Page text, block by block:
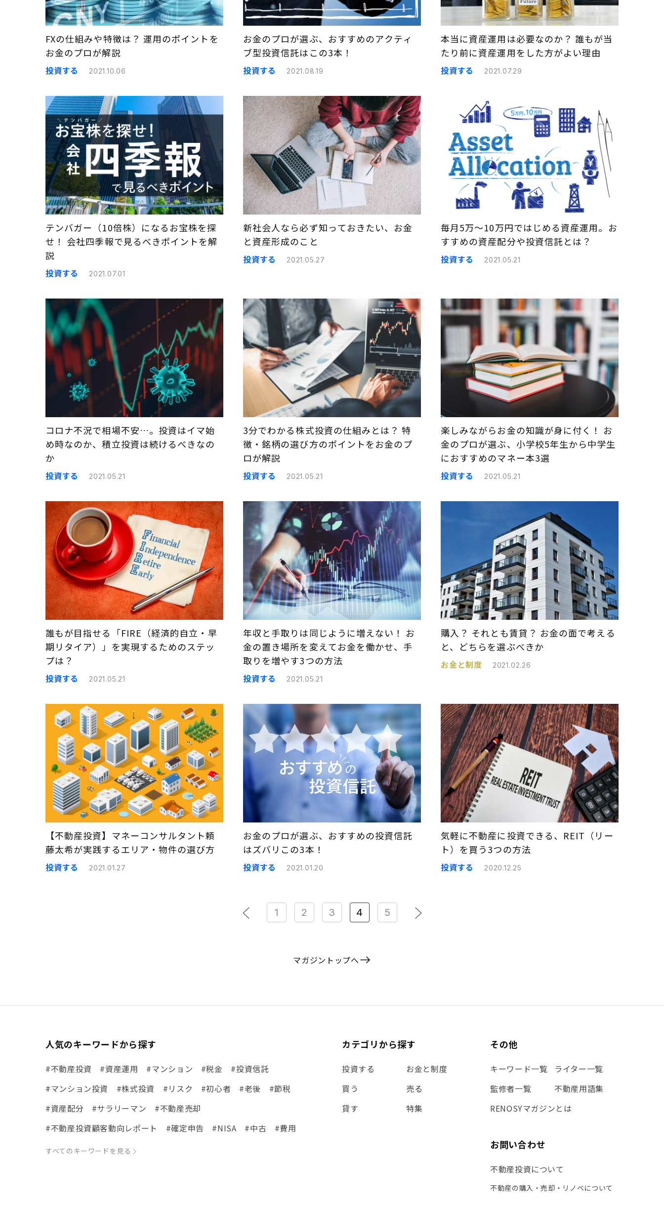
FXの仕組みや特徴は？ 運用のポイントを
お金のプロが解説
投資する 2021.10.06
お金のプロが選ぶ、おすすめのアクティ
ブ型投資信託はこの3本！
投資する 2021.08.19
本当に資産運用は必要なのか？ 誰もが当
たり前に資産運用をした方がよい理由
投資する 2021.07.29
テンバガー（10倍株）になるお宝株を探
せ！ 会社四季報で見るべきポイントを解
説
投資する 2021.07.01
新社会人なら必ず知っておきたい、お金
と資産形成のこと
投資する 2021.05.27
毎月5万〜10万円ではじめる資産運用。お
すすめの資産配分や投資信託とは？
投資する 2021.05.21
コロナ不況で相場不安…。投資はイマ始
め時なのか、積立投資は続けるべきなの
か
投資する 2021.05.21
3分でわかる株式投資の仕組みとは？ 特
徴・銘柄の選び方のポイントをお金のプ
ロが解説
投資する 2021.05.21
楽しみながらお金の知識が身に付く！ お
金のプロが選ぶ、小学校5年生から中学生
におすすめのマネー本3選
投資する 2021.05.21
誰もが目指せる「FIRE（経済的自立・早
期リタイア）」を実現するためのステッ
プは？
投資する 2021.05.21
年収と手取りは同じように増えない！ お
金の置き場所を変えてお金を働かせ、手
取りを増やす3つの方法
投資する 2021.05.21
購入？ それとも賃貸？ お金の面で考える
と、どちらを選ぶべきか
お金と制度 2021.02.26
【不動産投資】マネーコンサルタント頼
藤太希が実践するエリア・物件の選び方
投資する 2021.01.27
お金のプロが選ぶ、おすすめの投資信託
はズバリこの3本！
投資する 2021.01.20
気軽に不動産に投資できる、REIT（リー
ト）を買う3つの方法
投資する 2020.12.25
1 2 3 4 5
マガジントップへ
人気のキーワードから探す
#不動産投資 #資産運用 #マンション #税金
#投資信託
#マンション投資
#株式投資 #リスク #初心者 #老後
#節税
#資産配分
#サラリーマン
#不動産売却
#不動産投資顧客動向レポート
#確定申告 #NISA #中古
#費用
#体験談
#市場動向 #ローン
すべてのキーワードを見る
カテゴリから探す
投資する
お金と制度
買う
売る
貸す
特集
その他
キーワード一覧
ライター一覧
監修者一覧
不動産用語集
RENOSYマガジンとは
お問い合わせ
不動産投資について
不動産の購入・売却・リノベについて